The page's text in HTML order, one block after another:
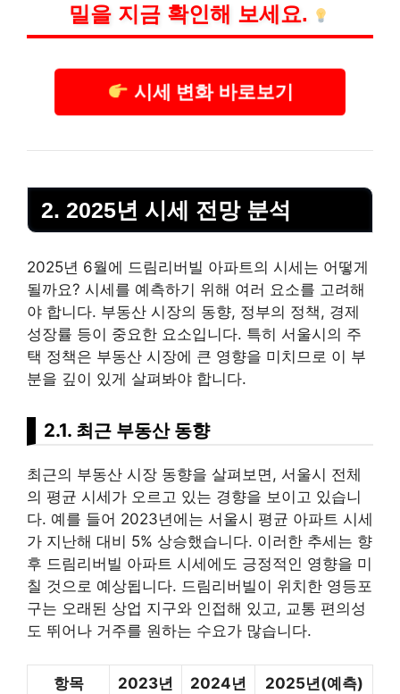
밀을 지금 확인해 보세요.
시세 변화 바로보기
2. 2025년 시세 전망 분석
2025년 6월에 드림리버빌 아파트의 시세는 어떻게
될까요? 시세를 예측하기 위해 여러 요소를 고려해
야 합니다. 부동산 시장의 동향, 정부의 정책, 경제
성장률 등이 중요한 요소입니다. 특히 서울시의 주
택 정책은 부동산 시장에 큰 영향을 미치므로 이 부
분을 깊이 있게 살펴봐야 합니다.
2.1. 최근 부동산 동향
최근의 부동산 시장 동향을 살펴보면, 서울시 전체
의 평균 시세가 오르고 있는 경향을 보이고 있습니
다. 예를 들어 2023년에는 서울시 평균 아파트 시세
가 지난해 대비 5% 상승했습니다. 이러한 추세는 향
후 드림리버빌 아파트 시세에도 긍정적인 영향을 미
칠 것으로 예상됩니다. 드림리버빌이 위치한 영등포
구는 오래된 상업 지구와 인접해 있고, 교통 편의성
도 뛰어나 거주를 원하는 수요가 많습니다.
항목 2023년 2024년 2025년(예측)